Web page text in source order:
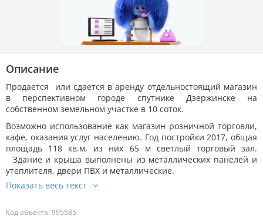
Описание
Продается или сдается в аренду отдельностоящий магазин
в перспективном городе спутнике Дзержинске на
собственном земельном участке в 10 соток.
Возможно использование как магазин розничной торговли,
кафе, оказания услуг населению. Год постройки 2017, общая
площадь 118 кв.м, из них 65 м светлый торговый зал.
Здание и крыша выполнены из металлических панелей и
утеплителя, двери ПВХ и металлические.
Код объекта: 995585